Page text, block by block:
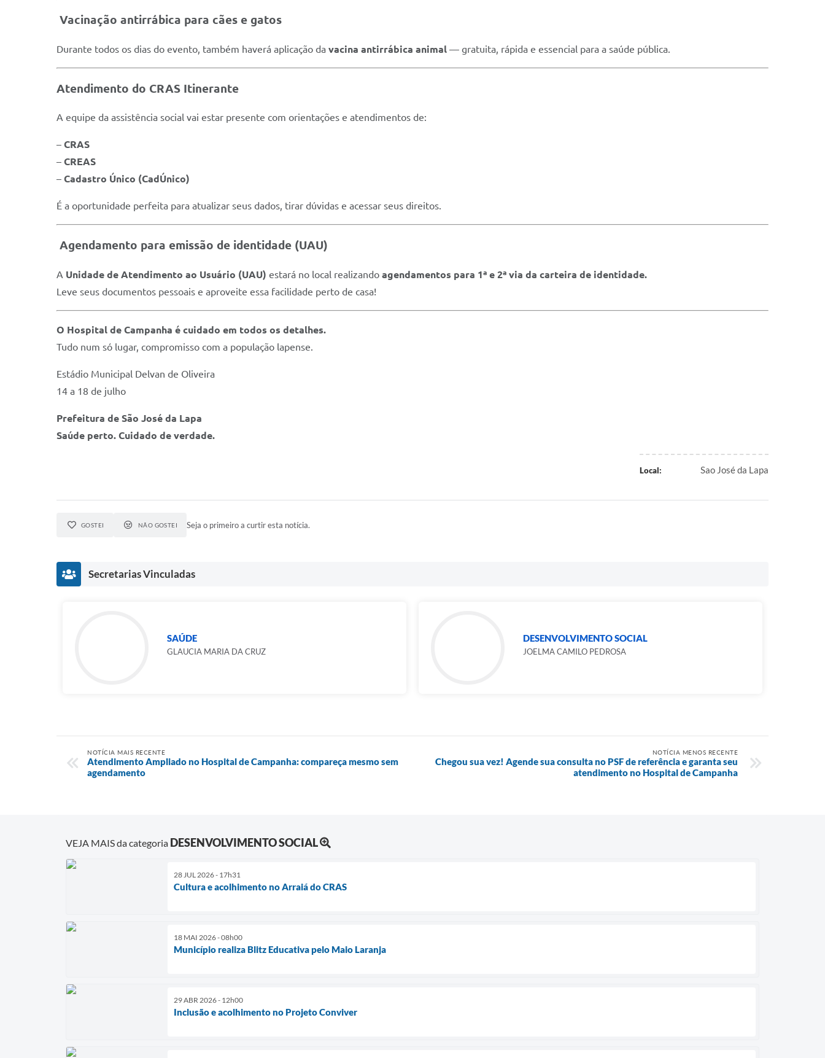
Vacinação antirrábica para cães e gatos
Durante todos os dias do evento, também haverá aplicação da vacina antirrábica animal — gratuita, rápida e essencial para a saúde pública.
Atendimento do CRAS Itinerante
A equipe da assistência social vai estar presente com orientações e atendimentos de:
– CRAS
– CREAS
– Cadastro Único (CadÚnico)
É a oportunidade perfeita para atualizar seus dados, tirar dúvidas e acessar seus direitos.
Agendamento para emissão de identidade (UAU)
A Unidade de Atendimento ao Usuário (UAU) estará no local realizando agendamentos para 1ª e 2ª via da carteira de identidade.
Leve seus documentos pessoais e aproveite essa facilidade perto de casa!
O Hospital de Campanha é cuidado em todos os detalhes.
Tudo num só lugar, compromisso com a população lapense.
Estádio Municipal Delvan de Oliveira
14 a 18 de julho
Prefeitura de São José da Lapa
Saúde perto. Cuidado de verdade.
Local: Sao José da Lapa
GOSTEI NÃO GOSTEI Seja o primeiro a curtir esta notícia.
Secretarias Vinculadas
SAÚDE
GLAUCIA MARIA DA CRUZ
DESENVOLVIMENTO SOCIAL
JOELMA CAMILO PEDROSA
NOTÍCIA MAIS RECENTE
Atendimento Ampliado no Hospital de Campanha: compareça mesmo sem
agendamento
NOTÍCIA MENOS RECENTE
Chegou sua vez! Agende sua consulta no PSF de referência e garanta seu
atendimento no Hospital de Campanha
VEJA MAIS da categoria DESENVOLVIMENTO SOCIAL
28 JUL 2026 - 17h31
Cultura e acolhimento no Arraiá do CRAS
18 MAI 2026 - 08h00
Município realiza Blitz Educativa pelo Maio Laranja
29 ABR 2026 - 12h00
Inclusão e acolhimento no Projeto Conviver